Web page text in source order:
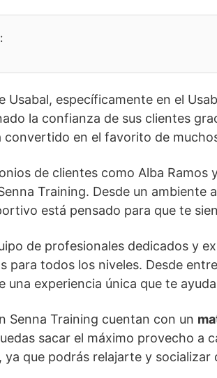
Usabal, específicamente en el
la confianza de sus clientes
convertido en el favorito de
de clientes como Alba Ramos
Training. Desde un
está pensado para que te
de profesionales dedicados y
para todos los niveles. Desde
una experiencia única que te
Senna Training cuentan con un
sacar el máximo provecho a
ya que podrás relajarte y